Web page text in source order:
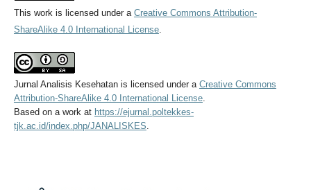
This work is licensed under a Creative Commons Attribution-
ShareAlike 4.0 International License.
Jurnal Analisis Kesehatanis licensed under a Creative Commons
Attribution-ShareAlike 4.0 International License.
Based on a work at https://ejurnal.poltekkes-
tjk.ac.id/index.php/JANALISKES